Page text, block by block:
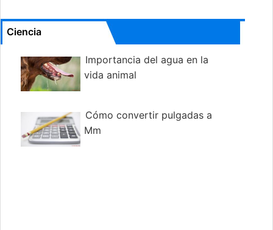
Ciencia
Importancia del agua en la
vida animal
Cómo convertir pulgadas a
Mm